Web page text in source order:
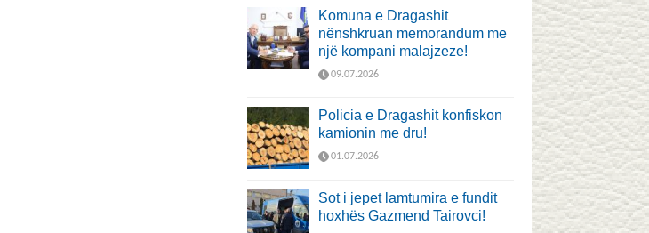
Komuna e Dragashit
nënshkruan memorandum me
një kompani malajzeze!
09.07.2026
Policia e Dragashit konfiskon
kamionin me dru!
01.07.2026
Sot i jepet lamtumira e fundit
hoxhës Gazmend Tairovci!